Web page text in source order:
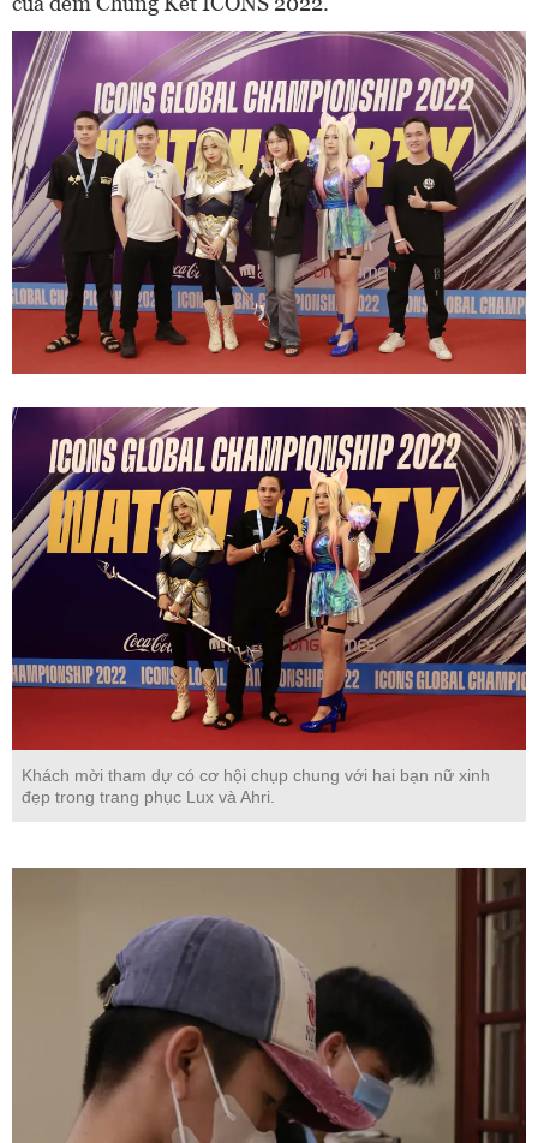
Khách mời tham dự có cơ hội chụp chung với hai bạn nữ xinh
đẹp trong trang phục Lux và Ahri.